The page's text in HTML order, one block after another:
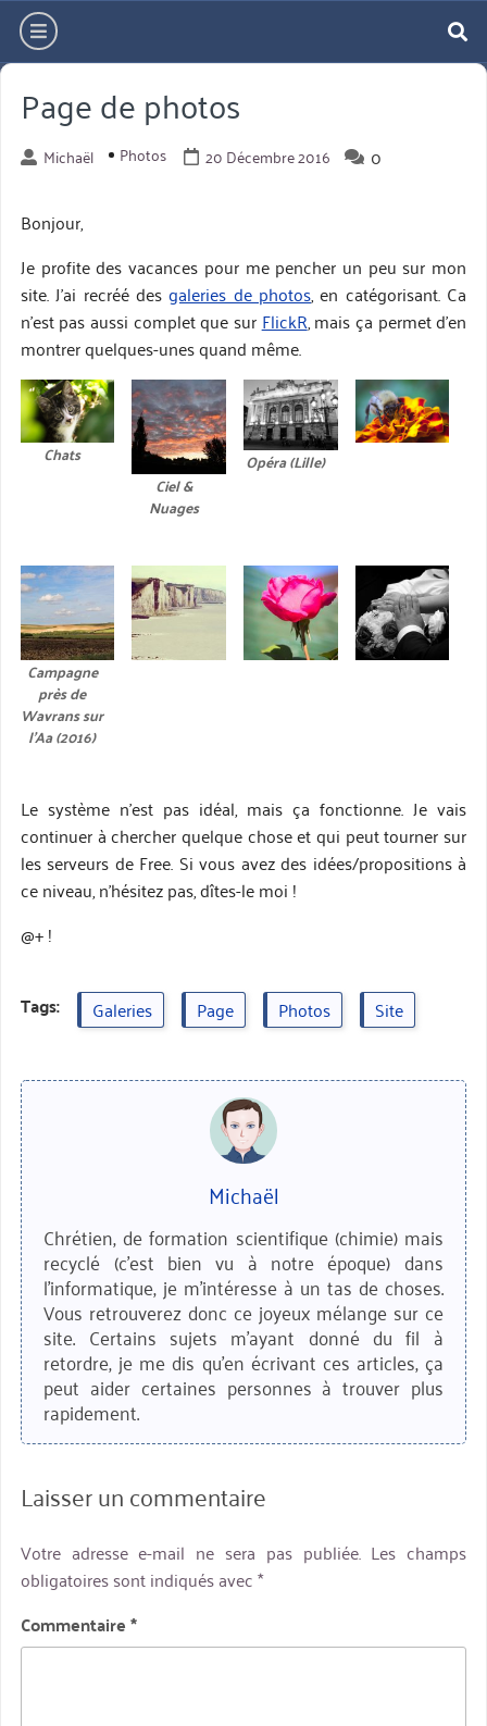
Aller
directement
au
contenu
hamburger
Page de photos
Michaël Photos 20 Décembre 2016 0
Bonjour,
Je profite des vacances pour me pencher un peu sur mon
site. J’ai recréé desgaleries de photos, en catégorisant. Ca
n’est pas aussi complet que sur FlickR, mais ça permet d’en
montrer quelques-unes quand même.
Chats
Ciel &
Nuages
Opéra (Lille)
Campagne
près de
Wavrans sur
l’Aa (2016)
Le système n’est pas idéal, mais ça fonctionne. Je vais
continuer à chercher quelque chose et qui peut tourner sur
les serveurs de Free. Si vous avez des idées/propositions à
ce niveau, n’hésitez pas, dîtes-le moi !
@+ !
Tags: Galeries Page Photos Site
Michaël
Chrétien, de formation scientifique (chimie) mais
recyclé (c'est bien vu à notre époque) dans
l'informatique, je m'intéresse à un tas de choses.
Vous retrouverez donc ce joyeux mélange sur ce
site. Certains sujets m'ayant donné du fil à
retordre, je me dis qu'en écrivant ces articles, ça
peut aider certaines personnes à trouver plus
rapidement.
Laisser un commentaire
Votre adresse e-mail ne sera pas publiée. Les champs
obligatoires sont indiqués avec*
Commentaire*